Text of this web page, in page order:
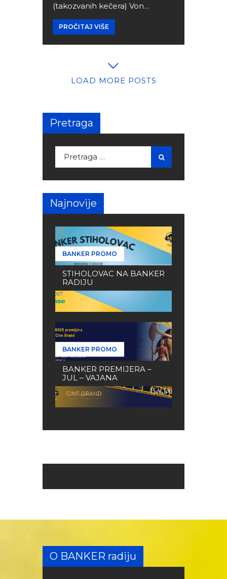
(takozvanih kečera) Von…
PROČITAJ VIŠE
LOAD MORE POSTS
Pretraga
Najnovije
BANKER PROMO
STIHOLOVAC NA BANKER
RADIJU
BANKER PROMO
BANKER PREMIJERA –
JUL – VAJANA
O BANKER radiju